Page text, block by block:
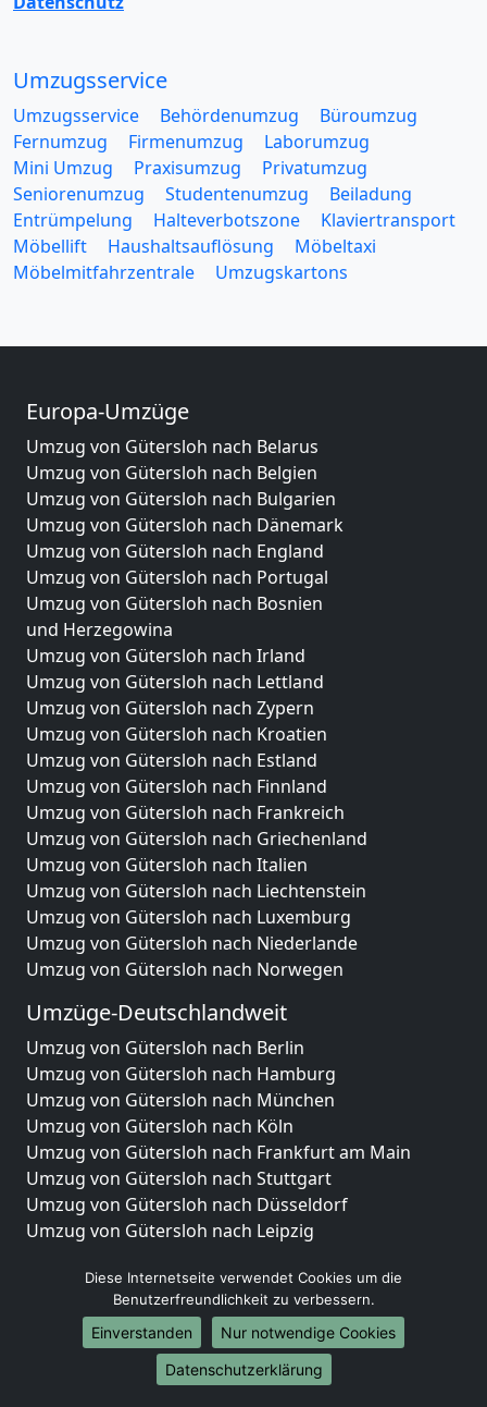
Umzugsservice
Umzugsservice Behördenumzug
Büroumzug
Fernumzug
Firmenumzug
Laborumzug
Mini Umzug
Praxisumzug
Privatumzug
Seniorenumzug
Studentenumzug
Beiladung
Entrümpelung
Halteverbotszone
Klaviertransport
Möbellift
Haushaltsauflösung
Möbeltaxi
Möbelmitfahrzentrale
Umzugskartons
Europa-Umzüge
Umzug von Gütersloh nach Belarus
Umzug von Gütersloh nach Belgien
Umzug von Gütersloh nach Bulgarien
Umzug von Gütersloh nach Dänemark
Umzug von Gütersloh nach England
Umzug von Gütersloh nach Portugal
Umzug von Gütersloh nach Bosnien
und Herzegowina
Umzug von Gütersloh nach Irland
Umzug von Gütersloh nach Lettland
Umzug von Gütersloh nach Zypern
Umzug von Gütersloh nach Kroatien
Umzug von Gütersloh nach Estland
Umzug von Gütersloh nach Finnland
Umzug von Gütersloh nach Frankreich
Umzug von Gütersloh nach Griechenland
Umzug von Gütersloh nach Italien
Umzug von Gütersloh nach Liechtenstein
Umzug von Gütersloh nach Luxemburg
Umzug von Gütersloh nach Niederlande
Umzug von Gütersloh nach Norwegen
Umzüge-Deutschlandweit
Umzug von Gütersloh nach Berlin
Umzug von Gütersloh nach Hamburg
Umzug von Gütersloh nach München
Umzug von Gütersloh nach Köln
Umzug von Gütersloh nach Frankfurt am Main
Umzug von Gütersloh nach Stuttgart
Umzug von Gütersloh nach Düsseldorf
Umzug von Gütersloh nach Leipzig
Umzug von Gütersloh nach Essen
Umzug von Gütersloh nach Bremen
Umzug von Gütersloh nach Dresden
Umzug von Gütersloh nach Hannover
Umzug von Gütersloh nach Nürnberg
Diese Internetseite verwendet Cookies um die
Benutzerfreundlichkeit zu verbessern.
Einverstanden
Nur notwendige Cookies
Datenschutzerklärung